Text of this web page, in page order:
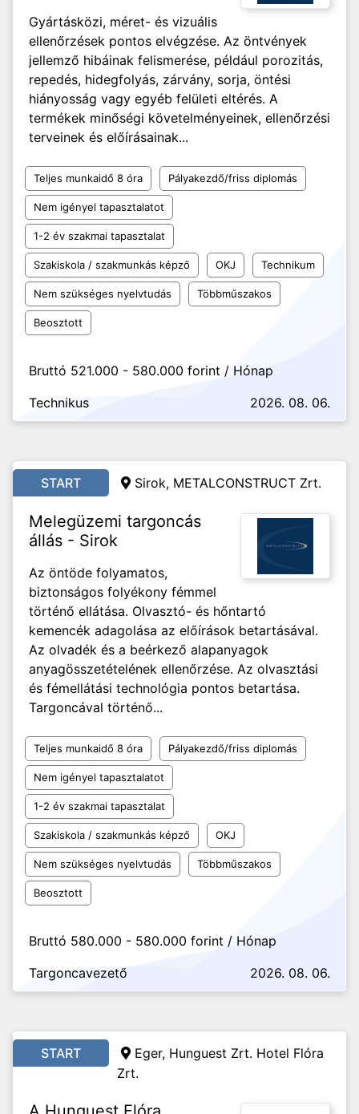
Gyártásközi, méret- és vizuális
ellenőrzések pontos elvégzése. Az öntvények
jellemző hibáinak felismerése, például porozitás,
repedés, hidegfolyás, zárvány, sorja, öntési
hiányosság vagy egyéb felületi eltérés. A
termékek minőségi követelményeinek, ellenőrzési
terveinek és előírásainak...
Teljes munkaidő 8 óra Pályakezdő/friss diplomás
Nem igényel tapasztalatot
1-2 év szakmai tapasztalat
Szakiskola / szakmunkás képző OKJ Technikum
Nem szükséges nyelvtudás Többműszakos
Beosztott
Bruttó 521.000 - 580.000 forint / Hónap
Technikus
2026. 08. 06.
START Sirok, METALCONSTRUCT Zrt.
Melegüzemi targoncás
állás - Sirok
Az öntöde folyamatos,
biztonságos folyékony fémmel
történő ellátása. Olvasztó- és hőntartó
kemencék adagolása az előírások betartásával.
Az olvadék és a beérkező alapanyagok
anyagösszetételének ellenőrzése. Az olvasztási
és fémellátási technológia pontos betartása.
Targoncával történő...
Teljes munkaidő 8 óra Pályakezdő/friss diplomás
Nem igényel tapasztalatot
1-2 év szakmai tapasztalat
Szakiskola / szakmunkás képző OKJ
Nem szükséges nyelvtudás Többműszakos
Beosztott
Bruttó 580.000 - 580.000 forint / Hónap
Targoncavezető
2026. 08. 06.
START
Eger, Hunguest Zrt. Hotel Flóra
Zrt.